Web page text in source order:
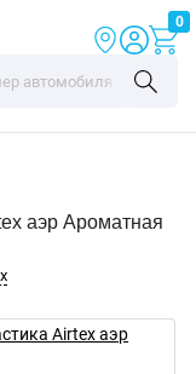
0
аэр Ароматная